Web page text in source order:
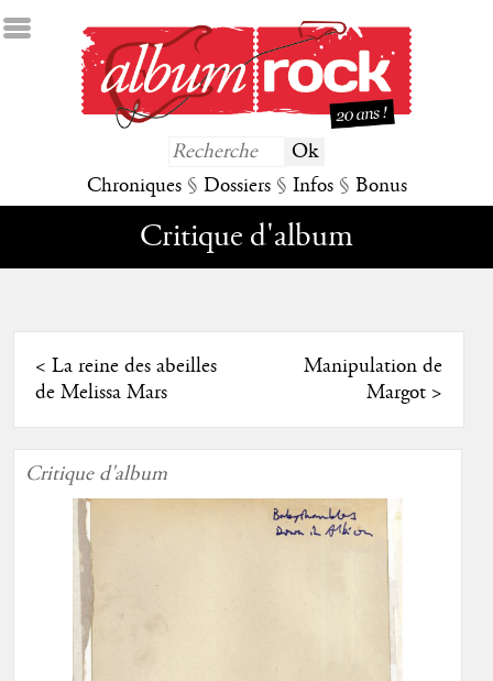
Chroniques § Dossiers § Infos § Bonus
Critique d'album
< La reine des abeilles
de Melissa Mars
Manipulation de
Margot>
Critique d'album